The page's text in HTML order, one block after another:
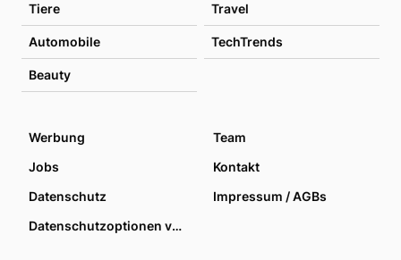
Tiere Travel
Automobile TechTrends
Beauty
Werbung
Team
Jobs
Kontakt
Datenschutz
Impressum / AGBs
Datenschutzoptionen verwalten